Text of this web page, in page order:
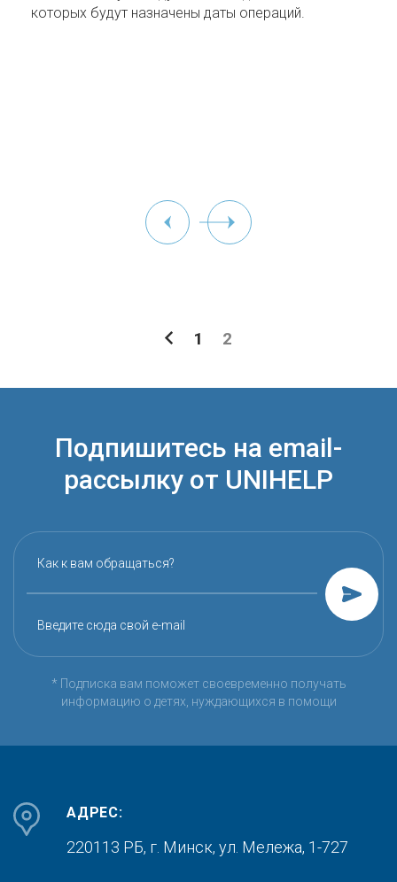
которых будут назначены даты операций.
1 2
Подпишитесь на email-
рассылку от UNIHELP
Как к вам обращаться?
Введите сюда свой e-mail
* Подписка вам поможет своевременно получать
информацию о детях, нуждающихся в помощи
АДРЕС:
220113 РБ, г. Минск, ул. Мележа, 1-727